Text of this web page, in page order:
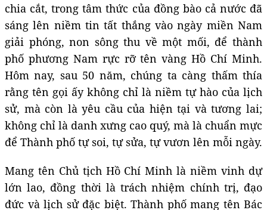
chia cắt, trong tâm thức của đồng bào cả nước đã
sáng lên niềm tin tất thắng vào ngày miền Nam
giải phóng, non sông thu về một mối, để thành
phố phương Nam rực rỡ tên vàng Hồ Chí Minh.
Hôm nay, sau 50 năm, chúng ta càng thấm thía
rằng tên gọi ấy không chỉ là niềm tự hào của lịch
sử, mà còn là yêu cầu của hiện tại và tương lai;
không chỉ là danh xưng cao quý, mà là chuẩn mực
để Thành phố tự soi, tự sửa, tự vươn lên mỗi ngày.
Mang tên Chủ tịch Hồ Chí Minh là niềm vinh dự
lớn lao, đồng thời là trách nhiệm chính trị, đạo
đức và lịch sử đặc biệt. Thành phố mang tên Bác